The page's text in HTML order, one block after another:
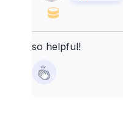
so helpful!